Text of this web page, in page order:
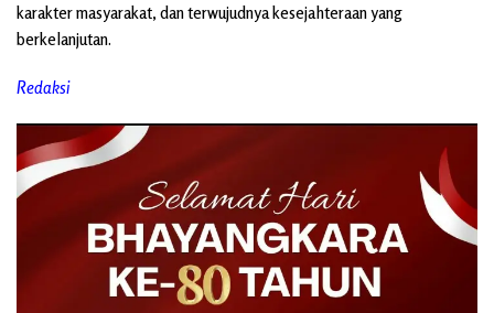
karakter masyarakat, dan terwujudnya kesejahteraan yang
berkelanjutan.
Redaksi